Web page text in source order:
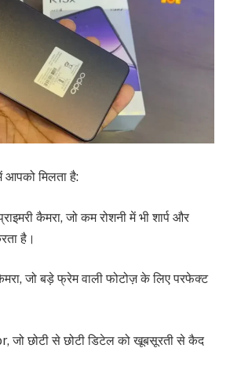
मिलता है:
कैमरा, जो कम रोशनी में भी शार्प और
है।
जो बड़े फ्रेम वाली फोटोज़ के लिए परफेक्ट
छोटी से छोटी डिटेल को खूबसूरती से कैद